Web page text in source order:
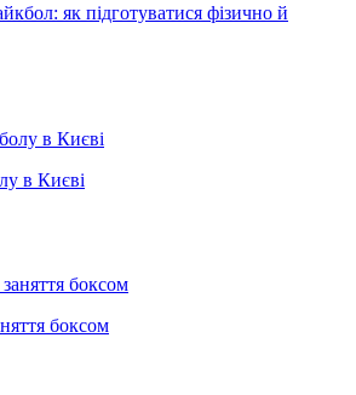
як підготуватися фізично й
в Києві
боксом